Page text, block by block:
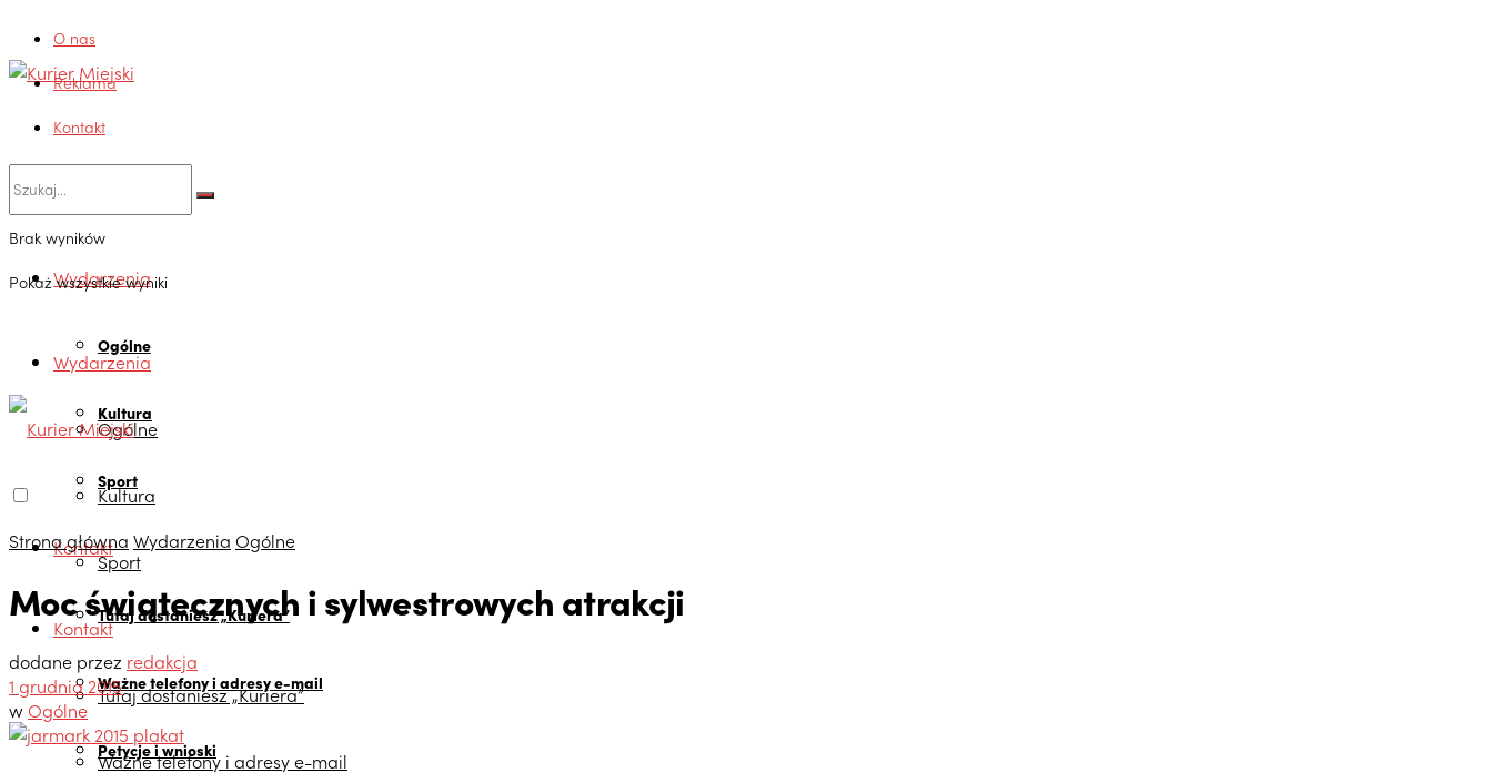
O nas
Reklama
Kontakt
Brak wyników
Pokaż wszystkie wyniki
Wydarzenia
Ogólne
Kultura
Sport
Kontakt
Tutaj dostaniesz „Kuriera”
Ważne telefony i adresy e-mail
Petycje i wnioski
Wydarzenia
Ogólne
Kultura
Sport
Kontakt
Tutaj dostaniesz „Kuriera”
Ważne telefony i adresy e-mail
Strona główna Wydarzenia Ogólne
Moc świątecznych i sylwestrowych atrakcji
dodane przez redakcja
1 grudnia 2015
wOgólne